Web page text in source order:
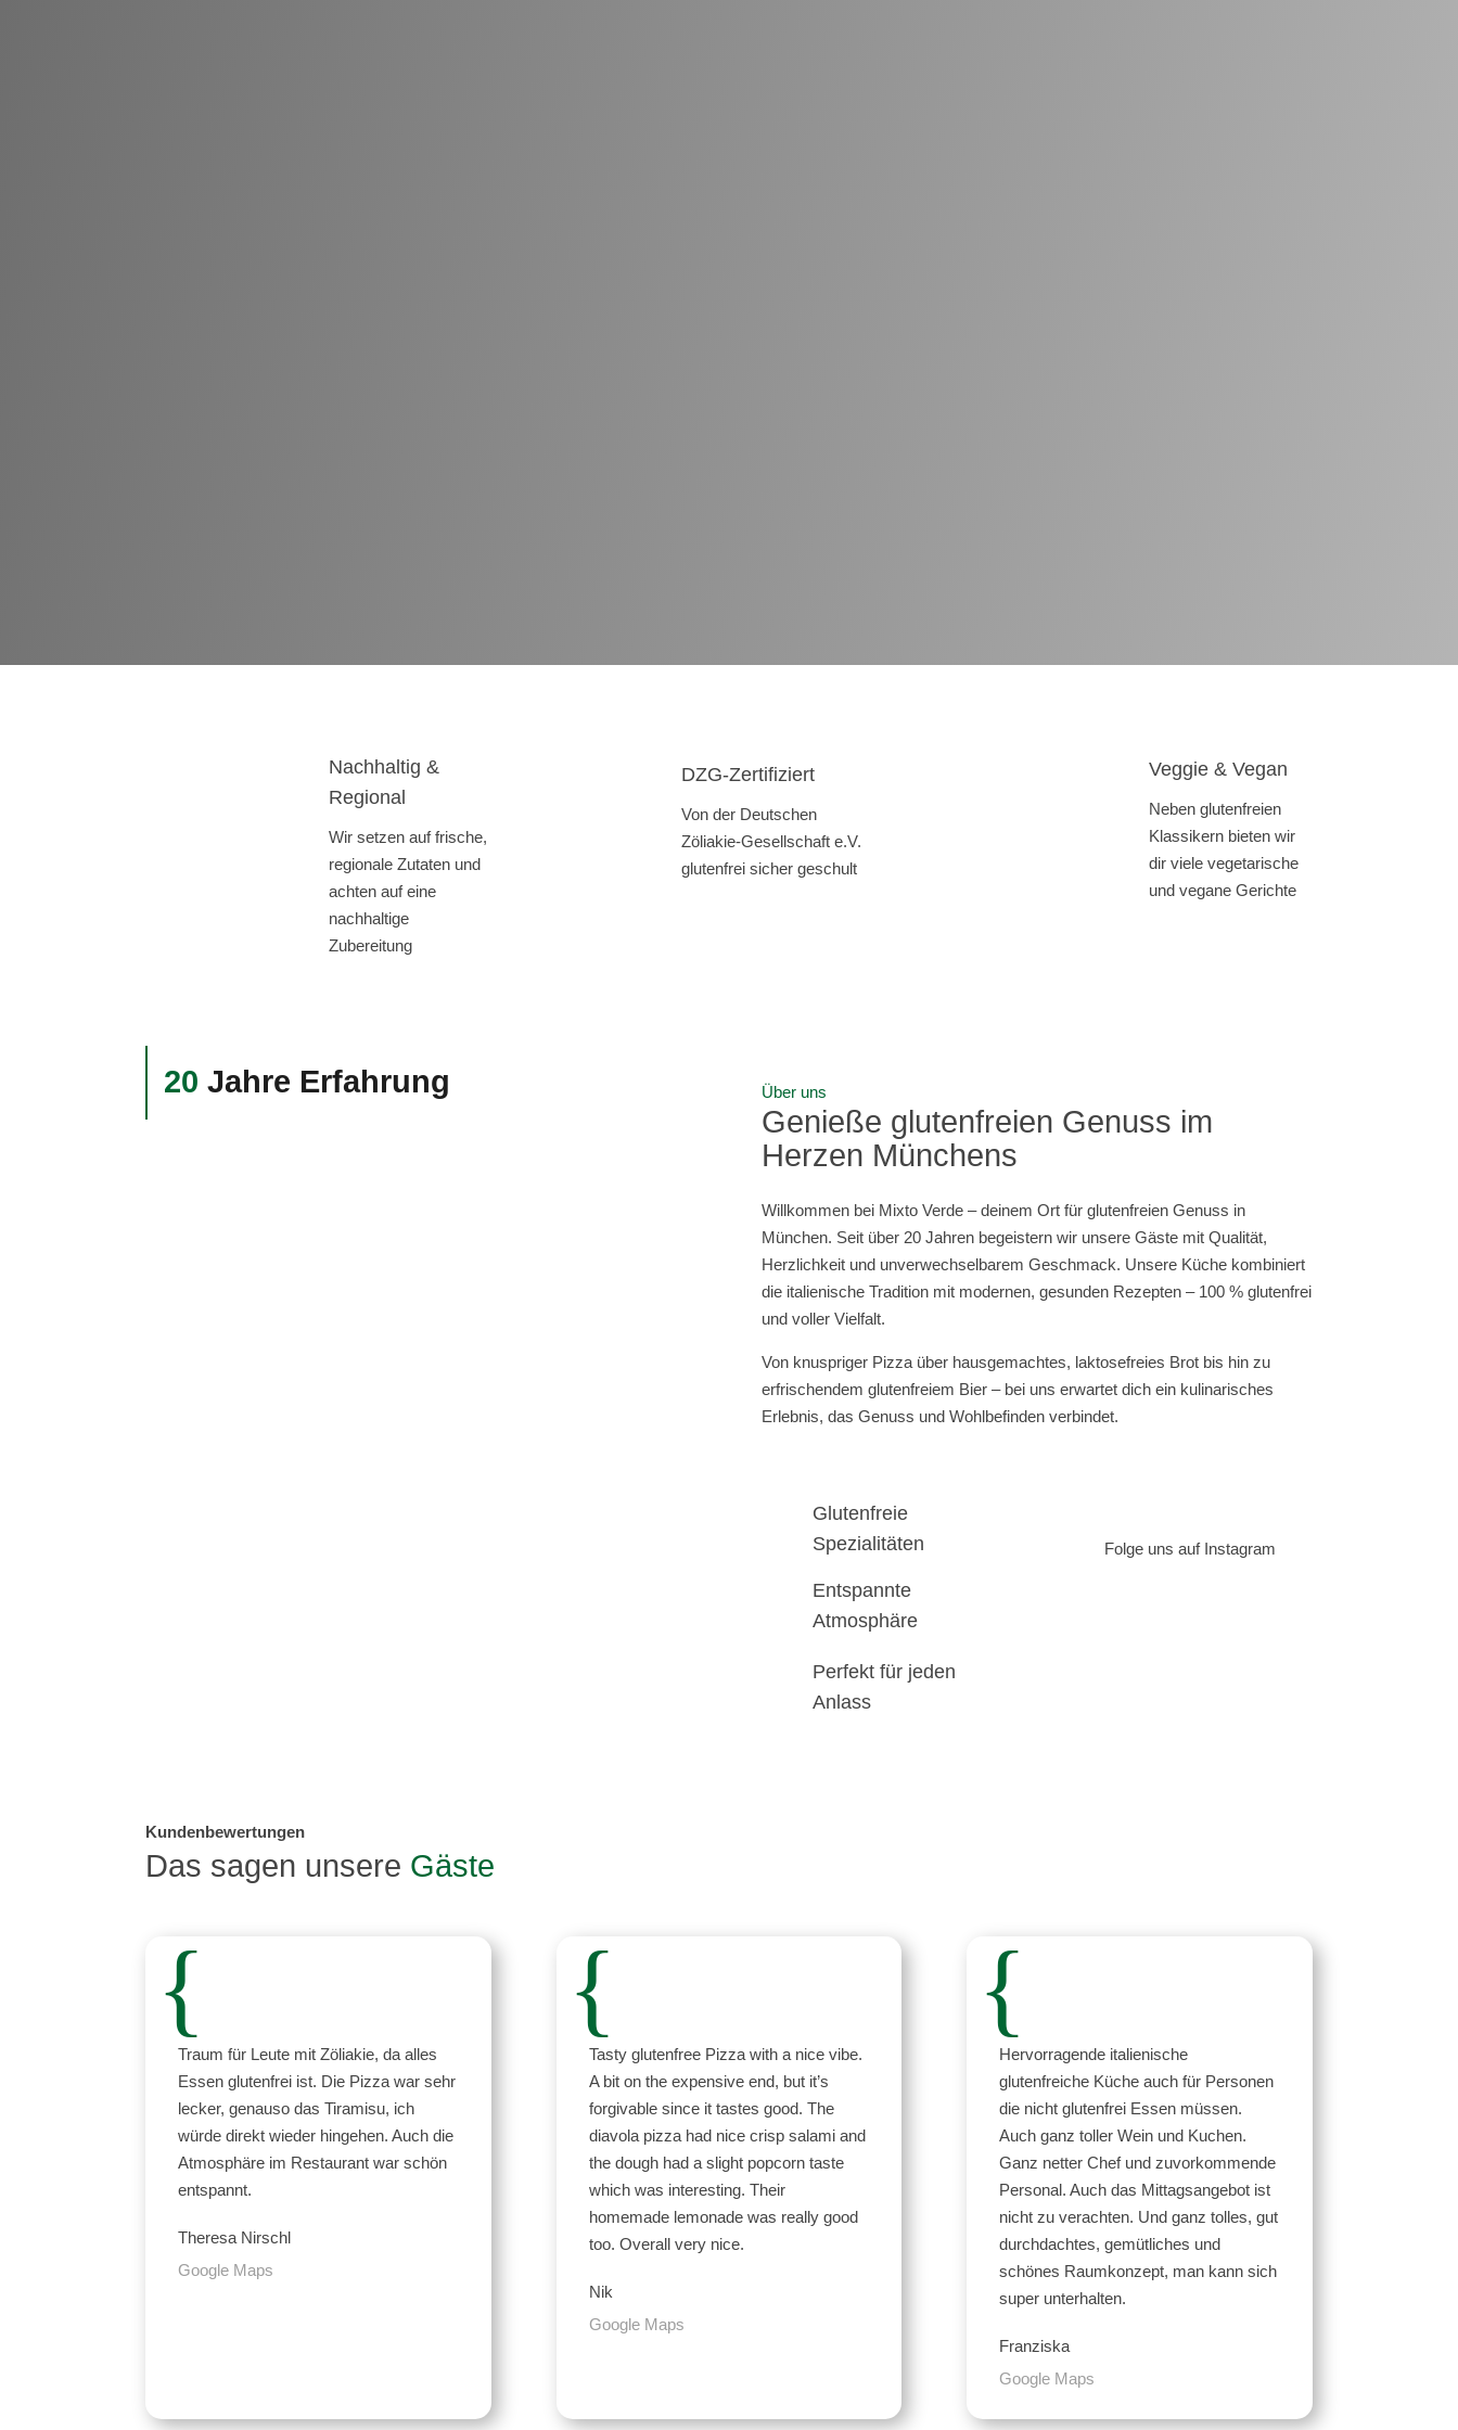
Nachhaltig &
Regional
Wir setzen auf frische,
regionale Zutaten und
achten auf eine
nachhaltige
Zubereitung
DZG-Zertifiziert
Von der Deutschen
Zöliakie-Gesellschaft e.V.
glutenfrei sicher geschult
Veggie & Vegan
Neben glutenfreien
Klassikern bieten wir
dir viele vegetarische
und vegane Gerichte
20Jahre Erfahrung Über uns
Genieße glutenfreien Genuss im
Herzen Münchens
Willkommen bei Mixto Verde – deinem Ort für glutenfreien Genuss in
München. Seit über 20 Jahren begeistern wir unsere Gäste mit Qualität,
Herzlichkeit und unverwechselbarem Geschmack. Unsere Küche kombiniert
die italienische Tradition mit modernen, gesunden Rezepten – 100 % glutenfrei
und voller Vielfalt.
Von knuspriger Pizza über hausgemachtes, laktosefreies Brot bis hin zu
erfrischendem glutenfreiem Bier – bei uns erwartet dich ein kulinarisches
Erlebnis, das Genuss und Wohlbefinden verbindet.
Glutenfreie
Spezialitäten
Entspannte
Atmosphäre
Perfekt für jeden
Anlass
Folge uns auf Instagram
Kundenbewertungen
Das sagen unsere Gäste
{
Traum für Leute mit Zöliakie, da alles
Essen glutenfrei ist. Die Pizza war sehr
lecker, genauso das Tiramisu, ich
würde direkt wieder hingehen. Auch die
Atmosphäre im Restaurant war schön
entspannt.
Theresa Nirschl
Google Maps
{
Tasty glutenfree Pizza with a nice vibe.
A bit on the expensive end, but it’s
forgivable since it tastes good. The
diavola pizza had nice crisp salami and
the dough had a slight popcorn taste
which was interesting. Their
homemade lemonade was really good
too. Overall very nice.
Nik
Google Maps
{
Hervorragende italienische
glutenfreiche Küche auch für Personen
die nicht glutenfrei Essen müssen.
Auch ganz toller Wein und Kuchen.
Ganz netter Chef und zuvorkommende
Personal. Auch das Mittagsangebot ist
nicht zu verachten. Und ganz tolles, gut
durchdachtes, gemütliches und
schönes Raumkonzept, man kann sich
super unterhalten.
Franziska
Google Maps